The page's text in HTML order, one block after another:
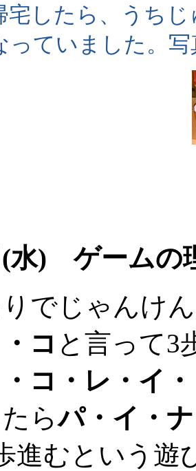
したら、うちじ
っていました。
(水) ゲームの
でじゃんけ
コ と言って3
コ・レ・イ
らパ・イ・
進むという遊